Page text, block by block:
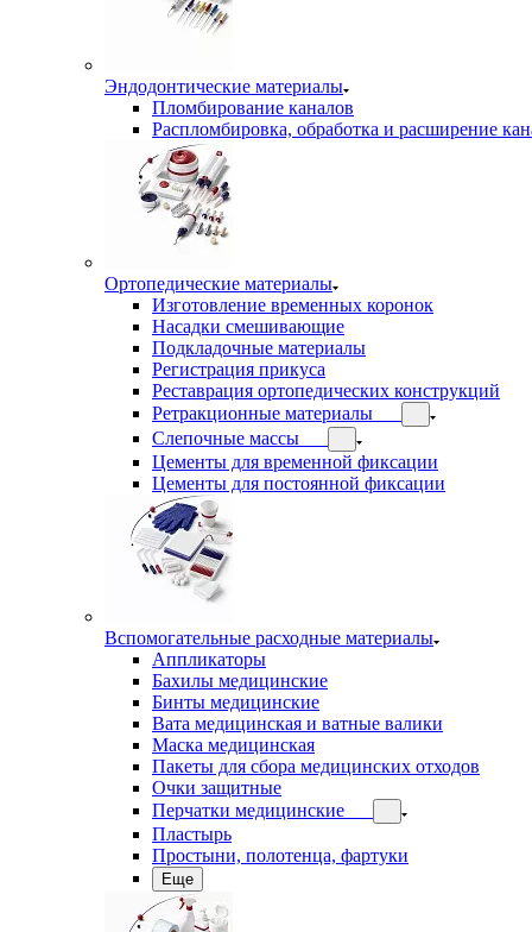
Эндодонтические материалы
Пломбирование каналов
Распломбировка, обработка и расширение
Ортопедические материалы
Изготовление временных коронок
Насадки смешивающие
Подкладочные материалы
Регистрация прикуса
Реставрация ортопедических конструкций
Ретракционные материалы
Слепочные массы
Цементы для временной фиксации
Цементы для постоянной фиксации
Вспомогательные расходные материалы
Аппликаторы
Бахилы медицинские
Бинты медицинские
Вата медицинская и ватные валики
Маска медицинская
Пакеты для сбора медицинских отходов
Очки защитные
Перчатки медицинские
Пластырь
Простыни, полотенца, фартуки
Еще